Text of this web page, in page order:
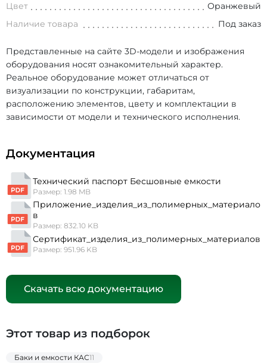
Цвет
Оранжевый
Наличие товара
Под заказ
Представленные на сайте 3D-модели и изображения
оборудования носят ознакомительный характер.
Реальное оборудование может отличаться от
визуализации по конструкции, габаритам,
расположению элементов, цвету и комплектации в
зависимости от модели и технического исполнения.
Документация
Технический паспорт Бесшовные емкости
Размер: 1.98 MB
Приложение_изделия_из_полимерных_материало
в
Размер: 832.10 KB
Сертификат_изделия_из_полимерных_материалов
Размер: 951.96 KB
Скачать всю документацию
Этот товар из подборок
Баки и емкости КАС11